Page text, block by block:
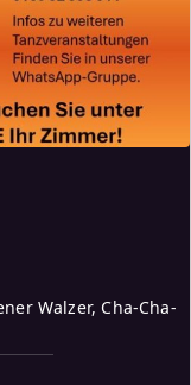
Walzer, Cha-Cha-